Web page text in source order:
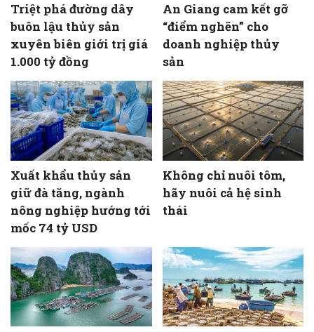
Triệt phá đường dây
buôn lậu thủy sản
xuyên biên giới trị giá
1.000 tỷ đồng
An Giang cam kết gỡ
“điểm nghẽn” cho
doanh nghiệp thủy
sản
Xuất khẩu thủy sản
giữ đà tăng, ngành
nông nghiệp hướng tới
mốc 74 tỷ USD
Không chỉ nuôi tôm,
hãy nuôi cả hệ sinh
thái